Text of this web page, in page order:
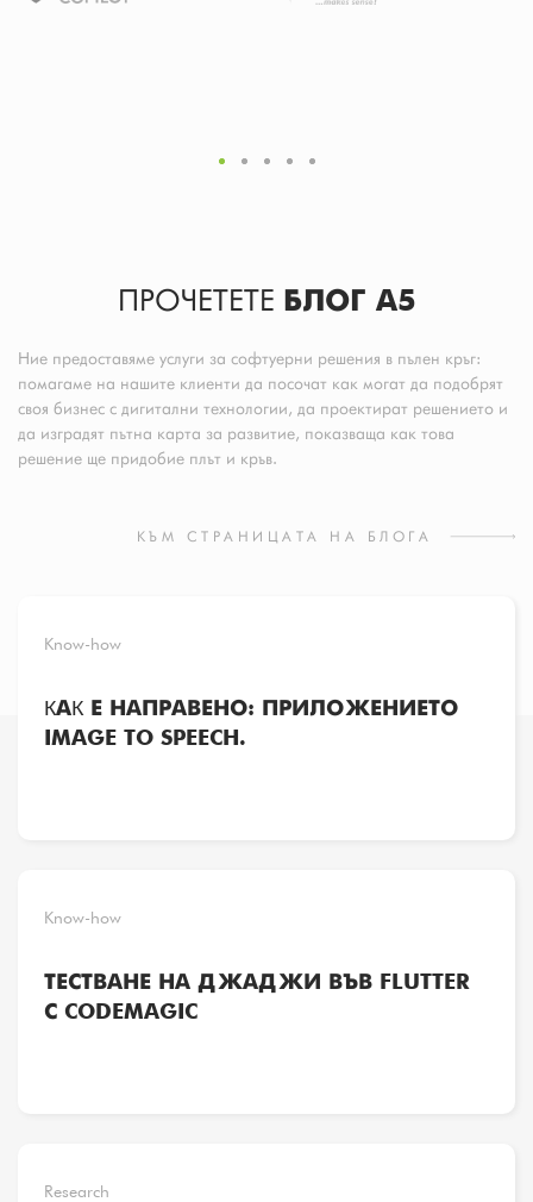
ПРОЧЕТЕТЕ БЛОГ A5
Ние предоставяме услуги за софтуерни решения в пълен кръг:
помагаме на нашите клиенти да посочат как могат да подобрят
своя бизнес с дигитални технологии, да проектират решението и
да изградят пътна карта за развитие, показваща как това
решение ще придобие плът и кръв.
КЪМ СТРАНИЦАТА НА БЛОГА
Know-how
КАК Е НАПРАВЕНО: ПРИЛОЖЕНИЕТО
IMAGE TO SPEECH.
Know-how
ТЕСТВАНЕ НА ДЖАДЖИ ВЪВ FLUTTER
С CODEMAGIC
Research